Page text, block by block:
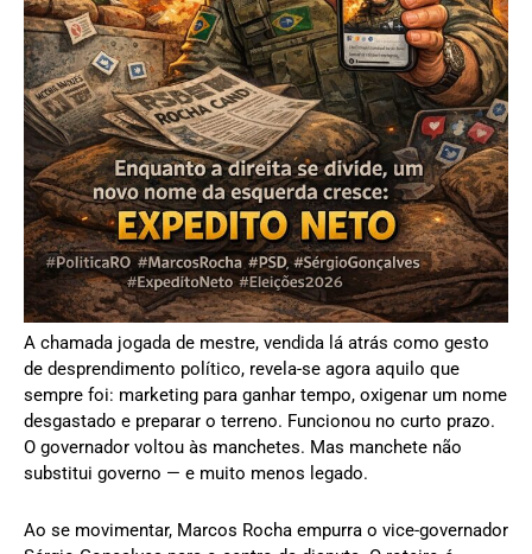
A chamada jogada de mestre, vendida lá atrás como gesto
de desprendimento político, revela-se agora aquilo que
sempre foi: marketing para ganhar tempo, oxigenar um nome
desgastado e preparar o terreno. Funcionou no curto prazo.
O governador voltou às manchetes. Mas manchete não
substitui governo — e muito menos legado.
Ao se movimentar, Marcos Rocha empurra o vice-governador